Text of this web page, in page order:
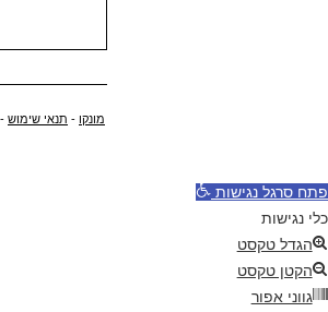
מונקו - תנאי שימוש -
פתח סרגל נגישות
כלי נגישות
הגדל טקסט
הקטן טקסט
גווני אפור